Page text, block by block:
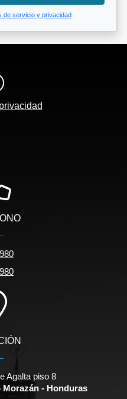
de servicio y privacidad
Agalta piso 8
- Honduras